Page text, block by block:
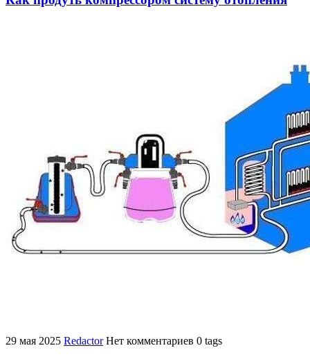
29 мая 2025 Redactor Нет комментариев 0 tags